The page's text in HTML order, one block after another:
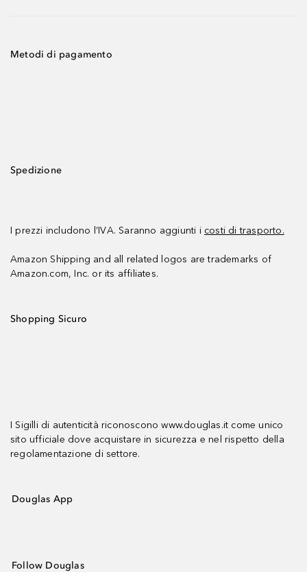
Metodi di pagamento
Spedizione
I prezzi includono l’IVA. Saranno aggiunti i costi di trasporto.
Amazon Shipping and all related logos are trademarks of
Amazon.com, Inc. or its affiliates.
Shopping Sicuro
I Sigilli di autenticità riconoscono www.douglas.it come unico
sito ufficiale dove acquistare in sicurezza e nel rispetto della
regolamentazione di settore.
Douglas App
Follow Douglas